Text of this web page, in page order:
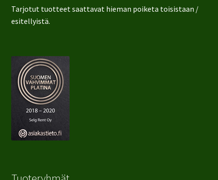
Tarjotut tuotteet saattavat hieman poiketa toisistaan /
esitellyistä.